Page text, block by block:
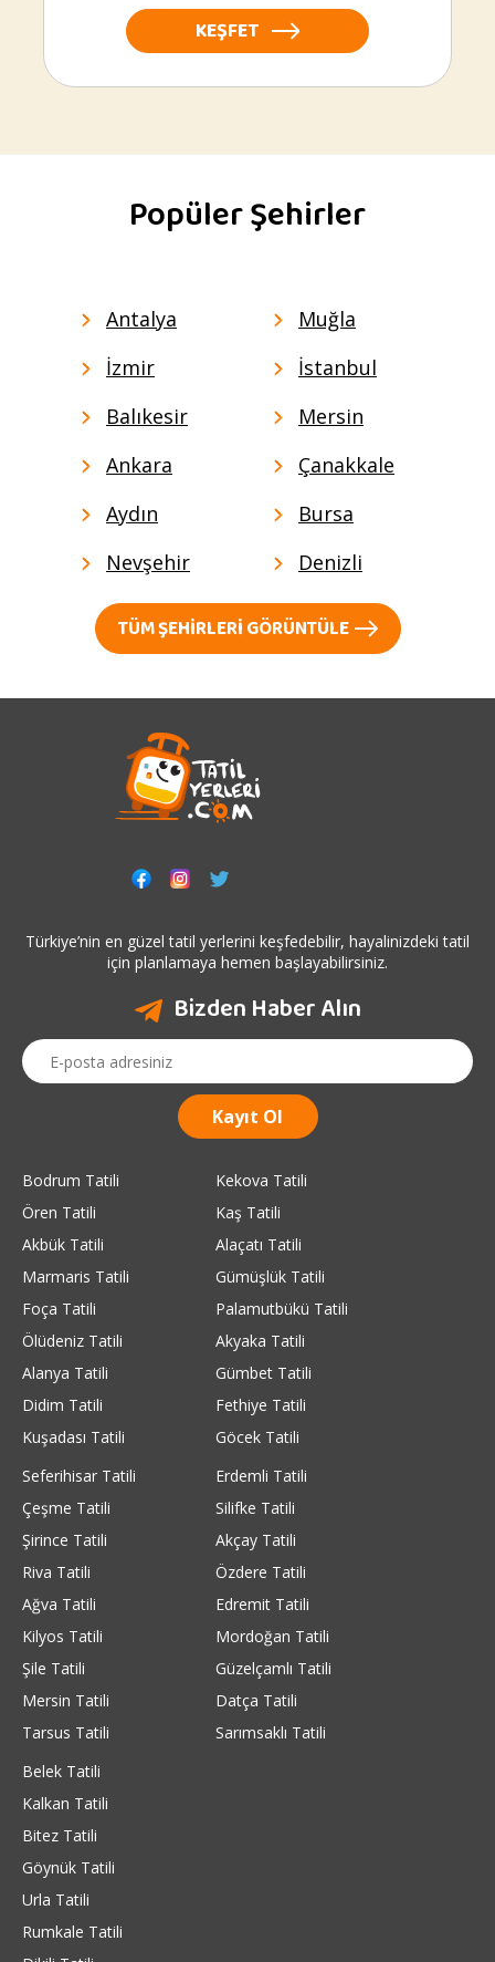
KEŞFET
Popüler Şehirler
Antalya
Muğla
İzmir
İstanbul
Balıkesir
Mersin
Ankara
Çanakkale
Aydın
Bursa
Nevşehir
Denizli
TÜM ŞEHIRLERI GÖRÜNTÜLE
Türkiye’nin en güzel tatil yerlerini keşfedebilir, hayalinizdeki tatil
için planlamaya hemen başlayabilirsiniz.
Bizden Haber Alın
Bodrum Tatili
Ören Tatili
Akbük Tatili
Marmaris Tatili
Foça Tatili
Ölüdeniz Tatili
Alanya Tatili
Didim Tatili
Kuşadası Tatili
Kekova Tatili
Kaş Tatili
Alaçatı Tatili
Gümüşlük Tatili
Palamutbükü Tatili
Akyaka Tatili
Gümbet Tatili
Fethiye Tatili
Göcek Tatili
Seferihisar Tatili
Çeşme Tatili
Şirince Tatili
Riva Tatili
Ağva Tatili
Kilyos Tatili
Şile Tatili
Mersin Tatili
Tarsus Tatili
Erdemli Tatili
Silifke Tatili
Akçay Tatili
Özdere Tatili
Edremit Tatili
Mordoğan Tatili
Güzelçamlı Tatili
Datça Tatili
Sarımsaklı Tatili
Belek Tatili
Kalkan Tatili
Bitez Tatili
Göynük Tatili
Urla Tatili
Rumkale Tatili